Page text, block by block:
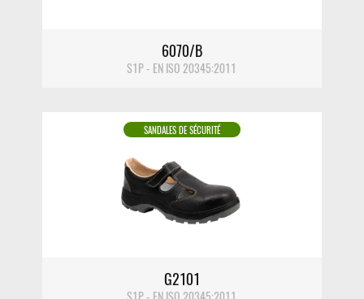
6070/B
S1P - EN ISO 20345:2011
DÉTAIL
SANDALES DE SÉCURITÉ
G2101